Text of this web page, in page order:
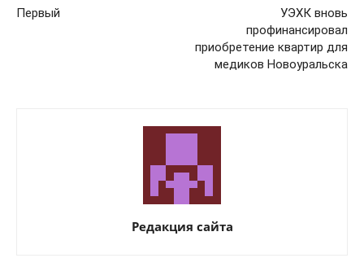
Первый
УЭХК вновь
профинансировал
приобретение квартир для
медиков Новоуральска
Редакция сайта